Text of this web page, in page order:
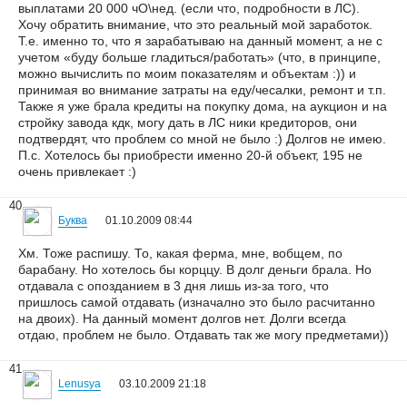
выплатами 20 000 чО\нед. (если что, подробности в ЛС).
Хочу обратить внимание, что это реальный мой заработок.
Т.е. именно то, что я зарабатываю на данный момент, а не с
учетом «буду больше гладиться/работать» (что, в принципе,
можно вычислить по моим показателям и объектам :)) и
принимая во внимание затраты на еду/чесалки, ремонт и т.п.
Также я уже брала кредиты на покупку дома, на аукцион и на
стройку завода кдк, могу дать в ЛС ники кредиторов, они
подтвердят, что проблем со мной не было :) Долгов не имею.
П.с. Хотелось бы приобрести именно 20-й объект, 195 не
очень привлекает :)
40
Буква 01.10.2009 08:44
Хм. Тоже распишу. То, какая ферма, мне, вобщем, по
барабану. Но хотелось бы корццу. В долг деньги брала. Но
отдавала с опозданием в 3 дня лишь из-за того, что
пришлось самой отдавать (изначално это было расчитанно
на двоих). На данный момент долгов нет. Долги всегда
отдаю, проблем не было. Отдавать так же могу предметами))
41
Lenusya 03.10.2009 21:18